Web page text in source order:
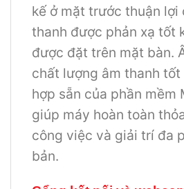
kế ở mặt trước thuận lợi
thanh được phản xạ tốt
được đặt trên mặt bàn.
chất lượng âm thanh
hợp sẵn của phần mềm
giúp máy hoàn toàn
công việc và giải trí đa
bản.